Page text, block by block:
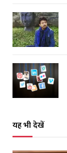
यह भी देखें